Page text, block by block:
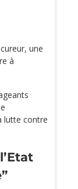
une
à
lutte contre